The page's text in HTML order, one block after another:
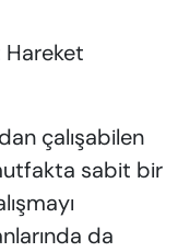
Hareket
çalışabilen
sabit bir
da